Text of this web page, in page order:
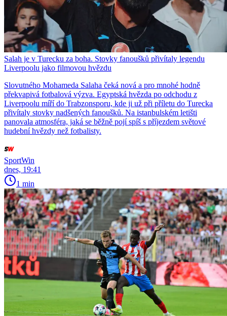
Salah je v Turecku za boha. Stovky fanoušků přivítaly legendu
Liverpoolu jako filmovou hvězdu
Slovutného Mohameda Salaha čeká nová a pro mnohé hodně
překvapivá fotbalová výzva. Egyptská hvězda po odchodu z
Liverpoolu míří do Trabzonsporu, kde ji už při příletu do Turecka
přivítaly stovky nadšených fanoušků. Na istanbulském letišti
panovala atmosféra, jaká se běžně pojí spíš s příjezdem světové
hudební hvězdy než fotbalisty.
SportWin
dnes, 19:41
1 min